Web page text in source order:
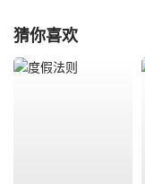
猜你喜欢